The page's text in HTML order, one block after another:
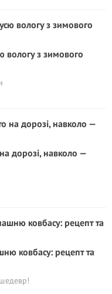
вологу з зимового
дорозі, навколо —
ковбасу: рецепт та